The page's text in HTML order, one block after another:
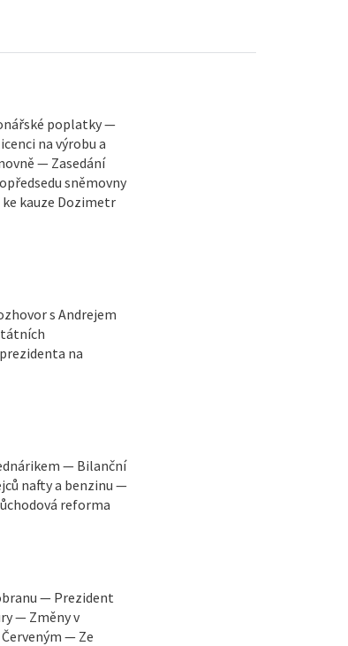
poplatky —
na výrobu a
— Zasedání
sněmovny
kauze Dozimetr
s Andrejem
na
— Bilanční
nafty a benzinu —
reforma
— Prezident
— Změny v
— Ze